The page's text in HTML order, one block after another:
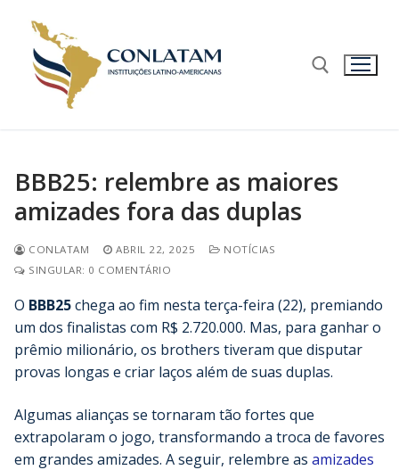
BBB25: relembre as maiores
amizades fora das duplas
CONLATAM ABRIL 22, 2025
NOTÍCIAS
SINGULAR: 0 COMENTÁRIO
O BBB25chega ao fim nesta terça-feira (22), premiando
um dos finalistas com R$ 2.720.000. Mas, para ganhar o
prêmio milionário, os brothers tiveram que disputar
provas longas e criar laços além de suas duplas.
Algumas alianças se tornaram tão fortes que
extrapolaram o jogo, transformando a troca de favores
em grandes amizades. A seguir, relembre as amizades